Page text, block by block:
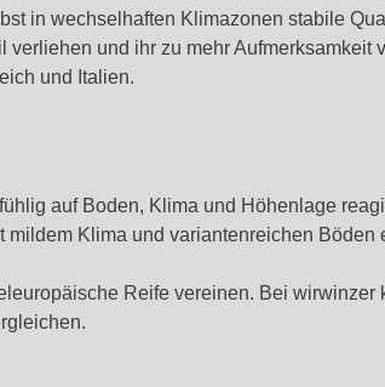
in wechselhaften Klimazonen stabile
und ihr zu mehr Aufmerksamkeit
und Italien.
auf Boden, Klima und Höhenlage
Klima und variantenreichen
Reife vereinen. Bei